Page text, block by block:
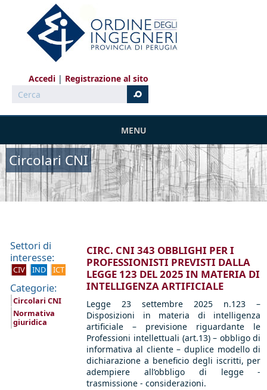
Salta al contenuto principale
Accedi
Registrazione al sito
Cerca
MENU
Circolari CNI
Settori di
interesse:
CIV IND ICT
Categorie:
Circolari CNI
Normativa
giuridica
CIRC. CNI 343 OBBLIGHI PER I
PROFESSIONISTI PREVISTI DALLA
LEGGE 123 DEL 2025 IN MATERIA DI
INTELLIGENZA ARTIFICIALE
Legge 23 settembre 2025 n.123 –
Disposizioni in materia di intelligenza
artificiale – previsione riguardante le
Professioni intellettuali (art.13) – obbligo di
informativa al cliente – duplice modello di
dichiarazione a beneficio degli iscritti, per
adempiere all’obbligo di legge -
trasmissione - considerazioni.